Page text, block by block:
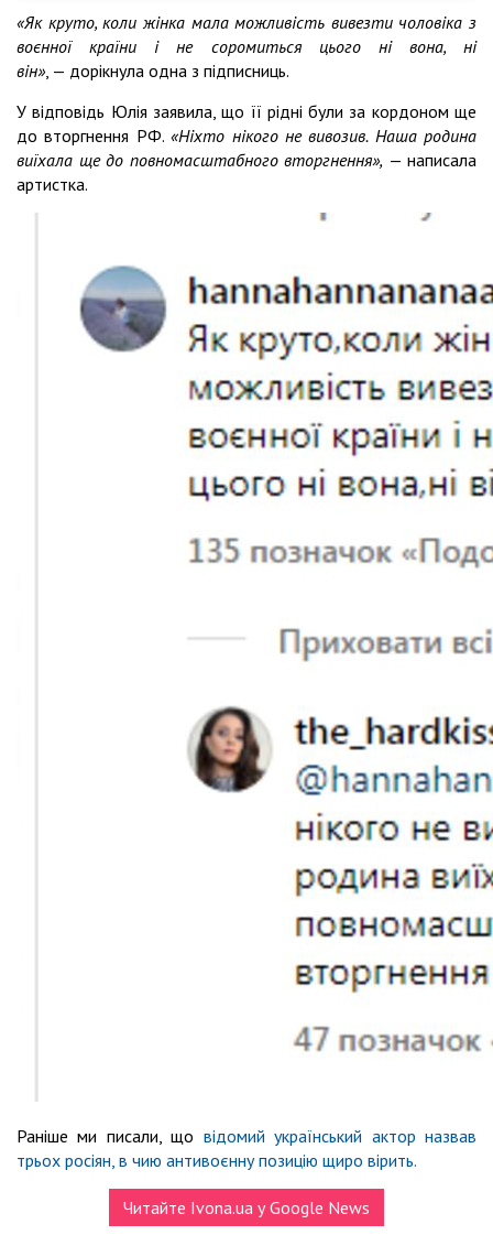
«Як круто, коли жінка мала можливість вивезти чоловіка з
воєнної країни і не соромиться цього ні вона, ні
він», — дорікнула одна з підписниць.
У відповідь Юлія заявила, що її рідні були за кордоном ще
до вторгнення РФ.«Ніхто нікого не вивозив. Наша родина
виїхала ще до повномасштабного вторгнення», — написала
артистка.
Раніше ми писали, що відомий український актор назвав
трьох росіян, в чию антивоєнну позицію щиро вірить.
Читайте Ivona.ua у Google News